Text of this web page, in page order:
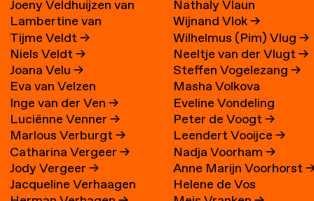
Joeny Veldhuijzen van
Zanten→
Lambertine van
Veldhuizen→
Tijme Veldt→
Niels Veldt→
Joana Velu→
Eva van Velzen
Inge van der Ven→
Luciënne Venner→
Marlous Verburgt→
Catharina Vergeer→
Jody Vergeer→
Jacqueline Verhaagen
Nathaly Vlaun
Wijnand Vlok→
Wilhelmus (Pim) Vlug→
Neeltje van der Vlugt→
Steffen Vogelezang→
Masha Volkova
Eveline Vondeling
Peter de Voogt→
Leendert Vooijce→
Nadja Voorham→
Anne Marijn Voorhorst
Helene de Vos